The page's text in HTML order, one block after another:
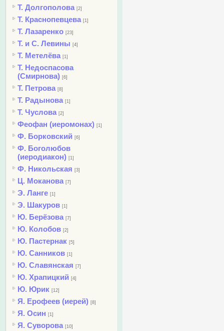
Т. Долгополова [2]
Т. Краснопевцева [1]
Т. Лазаренко [23]
Т. и С. Левины [4]
Т. Метелёва [1]
Т. Недоспасова
(Смирнова) [6]
Т. Петрова [8]
Т. Радынова [1]
Т. Чуслова [2]
Феофан (иеромонах) [1]
Ф. Борковский [6]
Ф. Боголюбов
(иеродиакон) [1]
Ф. Никольская [3]
Ц. Моканова [7]
Э. Ланге [1]
Э. Шакуров [1]
Ю. Берёзова [7]
Ю. Колобов [2]
Ю. Пастернак [5]
Ю. Санников [1]
Ю. Славянская [7]
Ю. Храпицкий [4]
Ю. Юрик [12]
Я. Ерофеев (иерей) [8]
Я. Осин [1]
Я. Суворова [10]